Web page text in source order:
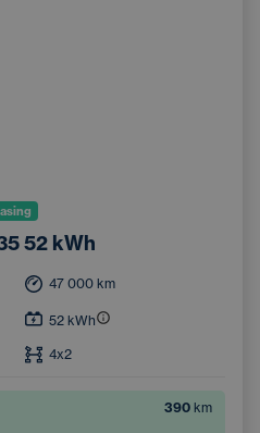
52 kWh
47 000 km
52 kWh
4x2
390 km